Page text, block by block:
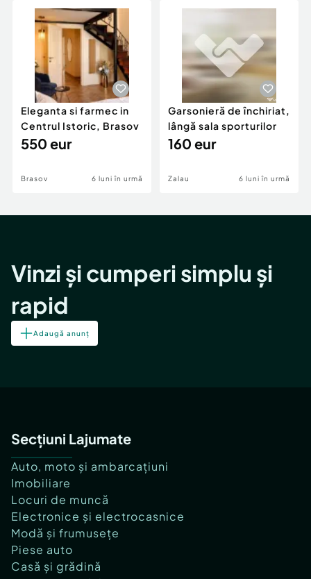
Eleganta si farmec in
Centrul Istoric, Brasov
550 eur
Brasov 6 luni în urmă
Garsonieră de închiriat,
lângă sala sporturilor
160 eur
Zalau 6 luni în urmă
Vinzi și cumperi simplu și
rapid
Adaugă anunț
Secțiuni Lajumate
Auto, moto și ambarcațiuni
Imobiliare
Locuri de muncă
Electronice și electrocasnice
Modă și frumusețe
Piese auto
Casă și grădină